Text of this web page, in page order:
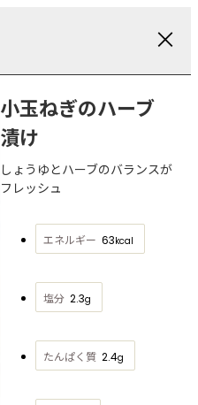
小玉ねぎのハーブ
漬け
しょうゆとハーブのバランスが
フレッシュ
エネルギー 63kcal
塩分 2.3g
たんぱく質 2.4g